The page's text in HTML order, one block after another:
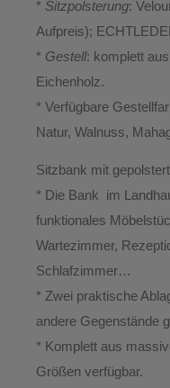
* Sitzpolsterung:
Aufpreis);
* Gestell: komplett
Eichenholz.
* Verfügbare
Natur, Walnuss,
Sitzbank mit
* Die Bank im
funktionales
Wartezimmer,
Schlafzimmer…
* Zwei praktische
andere Gegenstände
* Komplett aus
Größen verfügbar.